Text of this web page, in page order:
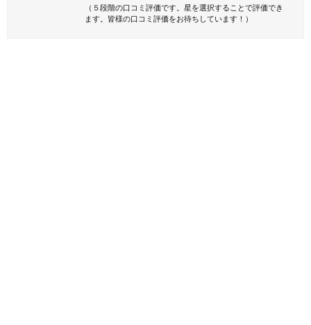
（５段階の口コミ評価です。星を選択することで評価でき
ます。皆様の口コミ評価をお待ちしています！）